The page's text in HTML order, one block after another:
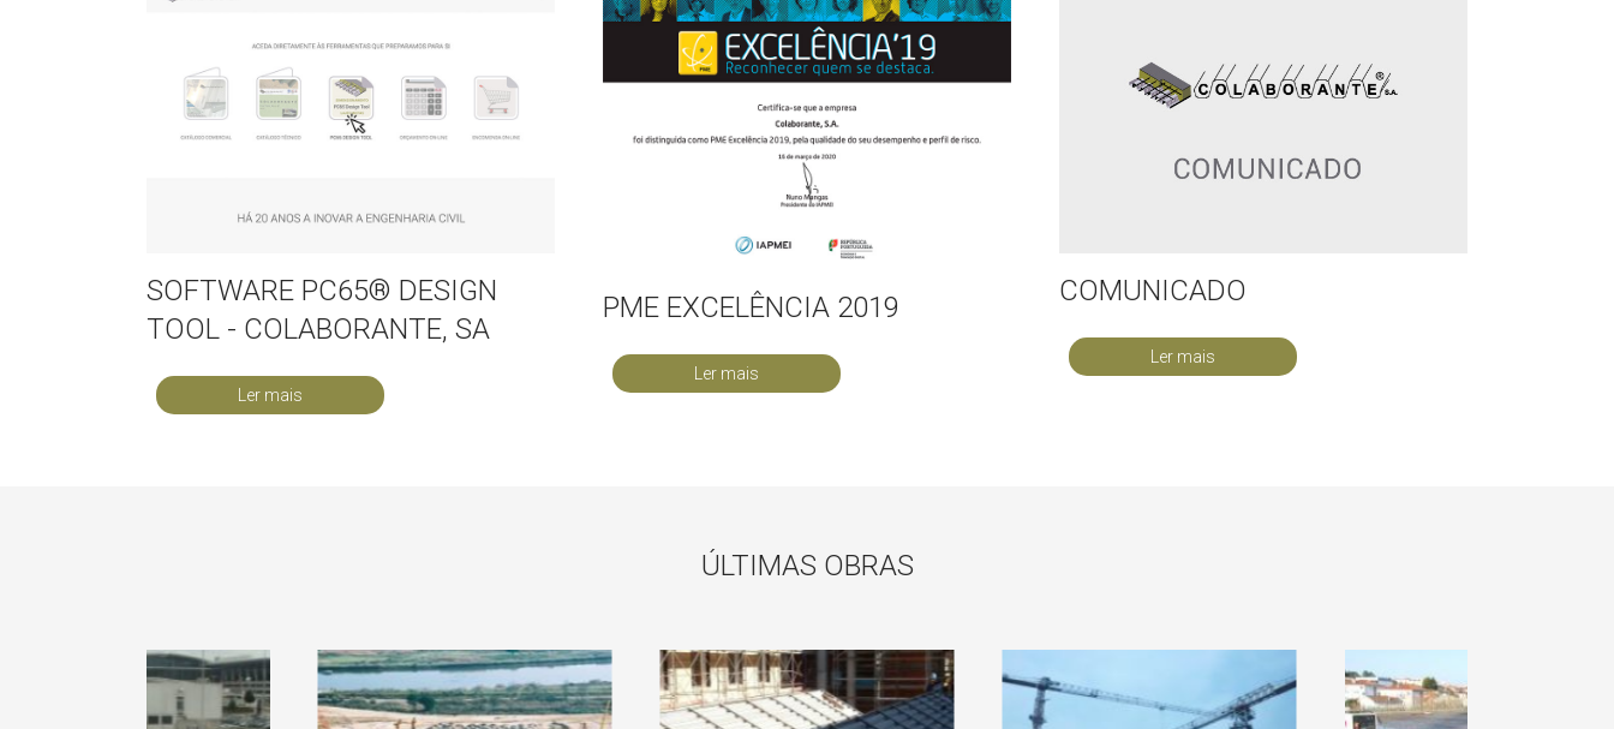
SOFTWARE PC65® DESIGN
TOOL - COLABORANTE, SA
Ler mais
PME EXCELÊNCIA 2019
Ler mais
COMUNICADO
Ler mais
ÚLTIMAS OBRAS